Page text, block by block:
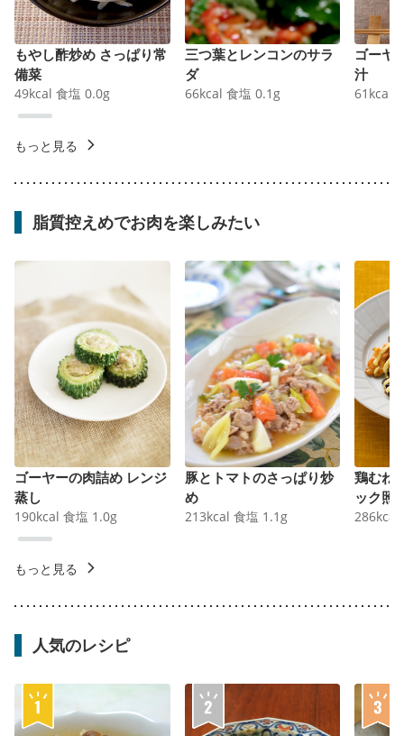
もやし酢炒め さっぱり常
備菜
49kcal 食塩 0.0g
三つ葉とレンコンのサラ
ダ
66kcal 食塩 0.1 g
ゴーヤ
汁
61 kcal
もっと見る
脂質控えめでお肉を楽しみたい
ゴーヤーの肉詰め レンジ
蒸し
190kcal 食塩 1.0g
豚とトマトのさっぱり炒
め
213kcal 食塩 1.1 g
鶏むね
ック照
286kcal
もっと見る
人気のレシピ